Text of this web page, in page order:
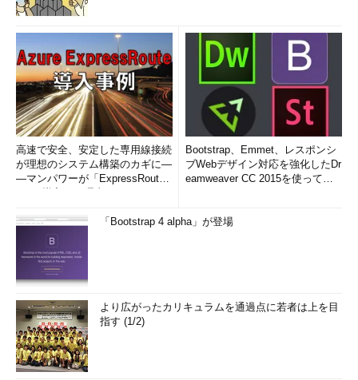
高速で安全、安定した専用線接続
が理想のシステム構築のカギに―
―マンパワーが「ExpressRout
Bootstrap、Emmet、レスポンシ
ブWebデザイン対応を強化したDr
eamweaver CC 2015を使って
「Bootstrap 4 alpha」が登場
より広がったカリキュラムを通過点に若者は上を目
指す (1/2)